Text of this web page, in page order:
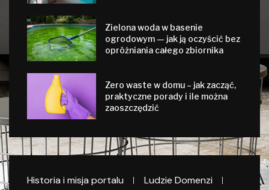
Zielona woda w basenie
ogrodowym — jak ją oczyścić bez
opróżniania całego zbiornika
Zero waste w domu – jak zacząć,
praktyczne porady i ile można
zaoszczędzić
Historia i misja portalu
Ludzie Domenzi